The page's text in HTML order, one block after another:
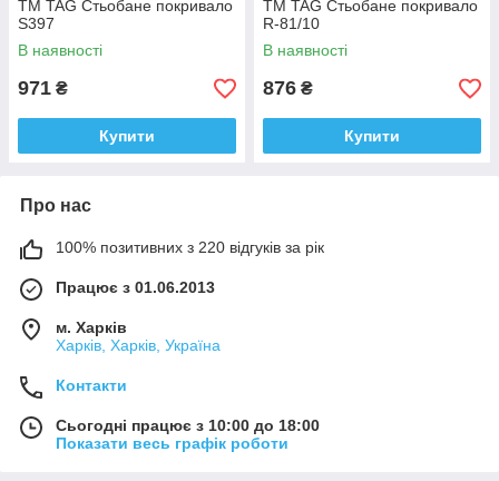
ТМ TAG Стьобане покривало
S397
В наявності
971 ₴
Купити
ТМ TAG Стьобане покривало
R-81/10
В наявності
876 ₴
Купити
Про нас
100% позитивних з 220 відгуків за рік
Працює з 01.06.2013
м. Харків
Харків, Харків, Україна
Контакти
Сьогодні працює з 10:00 до 18:00
Показати весь графік роботи